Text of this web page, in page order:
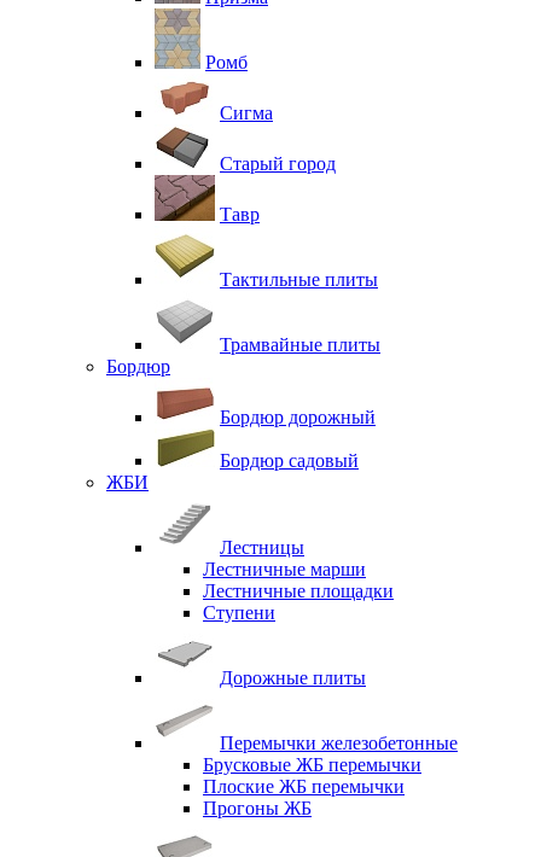
Ромб
Сигма
Старый город
Тавр
Тактильные плиты
Трамвайные плиты
Бордюр
Бордюр дорожный
Бордюр садовый
ЖБИ
Лестницы
Лестничные марши
Лестничные площадки
Ступени
Дорожные плиты
Перемычки железобетонные
Брусковые ЖБ перемычки
Плоские ЖБ перемычки
Прогоны ЖБ